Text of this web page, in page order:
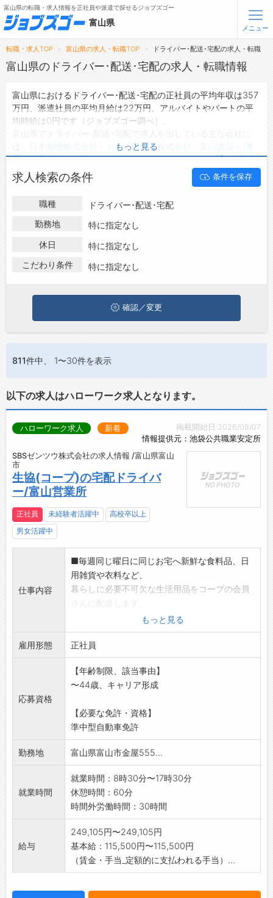
無料会員登録 ログイン
メニュー
トップ
転職支援サービスについて
転職ノウハウ(応募書類の書き方・面接対策など)
ジョブズゴーについて
会社概要
富山県の転職・求人情報を正社員や派遣で探せるジョブズゴー
富山県
メニュー
転職・求人TOP 富山県の求人・転職TOP ドライバー･配送･宅配の求人・転職
富山県のドライバー･配送･宅配の求人・転職情報
富山県におけるドライバー･配送･宅配の正社員の平均年収は357
万円、派遣社員の平均月給は22万円、アルバイトやパートの平
均時給は0円です（ジョブズゴー調べ）。
トナミ運輸 株式会社 富山支店
業所の意向により公開していません)などがあり、ご希望の条件
に合った求人を探すことできます。
富山県の地域密着型の求人サイトであるジョブズゴーでは富山県
の求人情報を374件取り扱っており、そのうち
302件、派遣社員の求人 は2件、アルバイト・パートの求人
件です。
第二新卒から50代・60代以上の方の再就職も可能です。 富山県
でドライバー･配送･宅配の求人・転職情報を探している方は、ぜ
ひ興味のある職種に応募してみてくださいね。
もっと見る
求人検索の条件 条件を保存
職種
ドライバー･配送･宅配
勤務地
特に指定なし
休日
特に指定なし
こだわり条件
特に指定なし
確認／変更
811件中、 1〜30件を表示
以下の求人はハローワーク求人となります。
掲載開始日:2026/08/07
情報提供元：池袋公共職業安定所
ハローワーク求人 新着
SBSゼンツウ株式会社の求人情報 /富山県富山
市
生協(コープ)の宅配ドライバ
ー/富山営業所
正社員 未経験者活躍中
高校卒以上
男女活躍中
仕事内容
■毎週同じ曜日に同じお宅へ新鮮な食料品、日
用雑貨や衣料など、
暮らしに必要不可欠な生活用品をコープの会員
お買い物がたいへんなお年寄りや子育て中の方
からは、特に喜んで
いただけます。
■在宅の方には直接お渡し、不在の方へは決め
られた場所にお届け
しますので、再配達はありません。
(1.5t車:全車
AT、バックモニター付)を使用します。入社後
はひとりで配達で
きるようになるまで、同乗指導者をつけた運転
います。
現在活躍中のドライバーの多くが未経験からス
タートしています。
(変更範囲:構内職、事務職)
もっと見る
雇用形態 正社員
応募資格
【年齢制限、該当事由】
〜44歳、キャリア形成
【必要な免許・資格】
準中型自動車免許
勤務地 富山県富山市金屋555...
就業時間
就業時間：8時30分〜17時30分
休憩時間：60分
時間外労働時間：30時間
給与
249,105円〜249,105円
基本給：115,500円〜115,500円
（賃金・手当_定額的に支払われる手当）...